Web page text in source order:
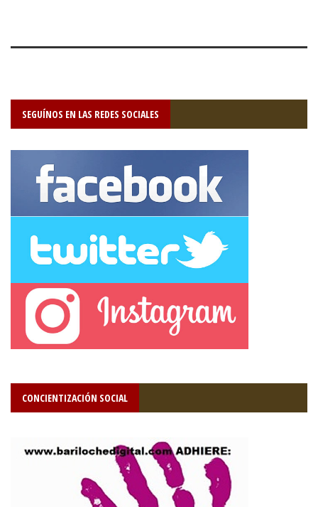
SEGUÍNOS EN LAS REDES SOCIALES
CONCIENTIZACIÓN SOCIAL